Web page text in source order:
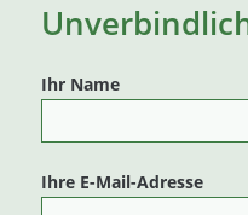
Ihr Name
Ihre E-Mail-Adresse